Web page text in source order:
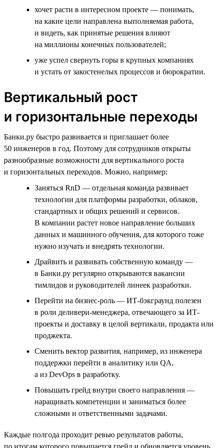
хочет расти в интересном проекте — понимать,
на какие цели направлена выполняемая работа,
и видеть, как принятые решения влияют
на миллионы конечных пользователей;
уже успел свернуть горы в крупных компаниях
и устать от закостенелых процессов и бюрократии.
Вертикальный рост
и горизонтальные переходы
Банки.ру быстро развивается и приглашает более
50 инженеров в год. Поэтому для сотрудников открыты
разнообразные возможности для вертикального роста
и горизонтальных переходов. Можно, например:
Заняться RnD — отдельная команда развивает
технологии для платформы разработки, облаков,
стандартных и общих решений и сервисов.
В компании растет новое направление больших
данных и машинного обучения, для которого тоже
нужно изучать и внедрять технологии.
Драйвить и развивать собственную команду —
в Банки.ру регулярно открываются вакансии
тимлидов и руководителей линеек разработки.
Перейти на бизнес-роль — ИТ-бэкграунд полезен
в роли деливери-менеджера, отвечающего за ИТ-
проекты и доставку в целой вертикали, продакта или
проджекта.
Сменить вектор развития, например, из инженера
поддержки перейти в аналитику или QA,
а из DevOps в разработку.
Повышать грейд внутри своего направления —
наращивать компетенции и заниматься более
сложными и ответственными задачами.
Каждые полгода проходит ревью результатов работы,
по итогам которого повышается грейд и обновляется уровень